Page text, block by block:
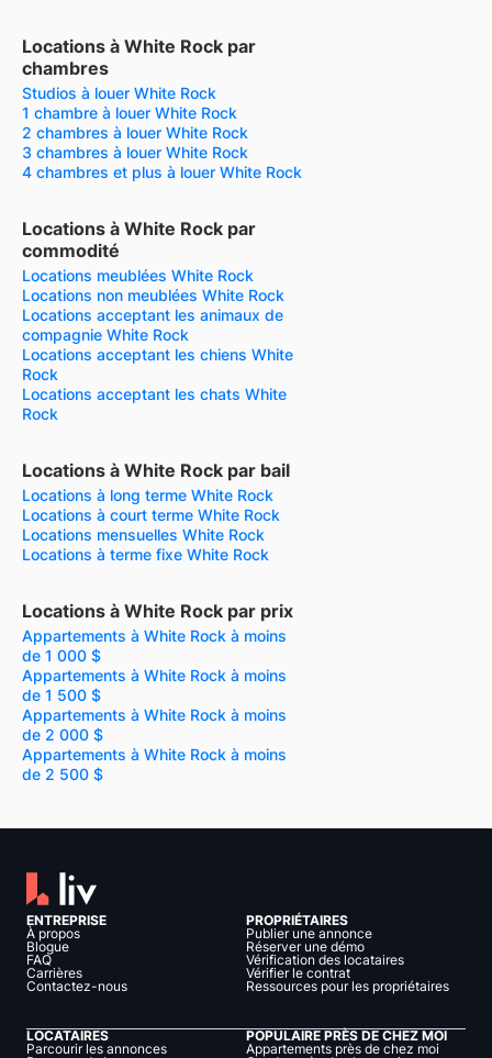
Locations à White Rock par
chambres
Studios à louer White Rock
1 chambre à louer White Rock
2 chambres à louer White Rock
3 chambres à louer White Rock
4 chambres et plus à louer White Rock
Locations à White Rock par
commodité
Locations meublées White Rock
Locations non meublées White Rock
Locations acceptant les animaux de
compagnie White Rock
Locations acceptant les chiens White
Rock
Locations acceptant les chats White
Rock
Locations à White Rock par bail
Locations à long terme White Rock
Locations à court terme White Rock
Locations mensuelles White Rock
Locations à terme fixe White Rock
Locations à White Rock par prix
Appartements à White Rock à moins
de 1 000 $
Appartements à White Rock à moins
de 1 500 $
Appartements à White Rock à moins
de 2 000 $
Appartements à White Rock à moins
de 2 500 $
ENTREPRISE
À propos
Blogue
FAQ
Carrières
Contactez-nous
PROPRIÉTAIRES
Publier une annonce
Réserver une démo
Vérification des locataires
Vérifier le contrat
Ressources pour les propriétaires
LOCATAIRES
Parcourir les annonces
POPULAIRE PRÈS DE CHEZ MOI
Appartements près de chez moi